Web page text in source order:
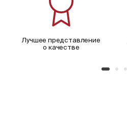
Лучшее представление
о качестве